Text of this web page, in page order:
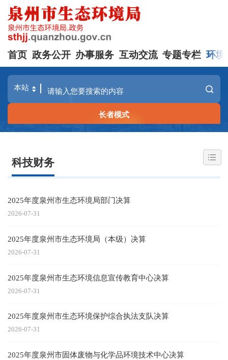
首页 政务公开 办事服务 互动交流 专题专栏 环境
长者模式
科技财务
2025年度泉州市生态环境局部门决算
2026-07-31
2025年度泉州市生态环境局（本级）决算
2026-07-31
2025年度泉州市生态环境信息宣传教育中心决算
2026-07-31
2025年度泉州市生态环境保护综合执法支队决算
2026-07-31
2025年度泉州市固体废物与化学品环境技术中心决算